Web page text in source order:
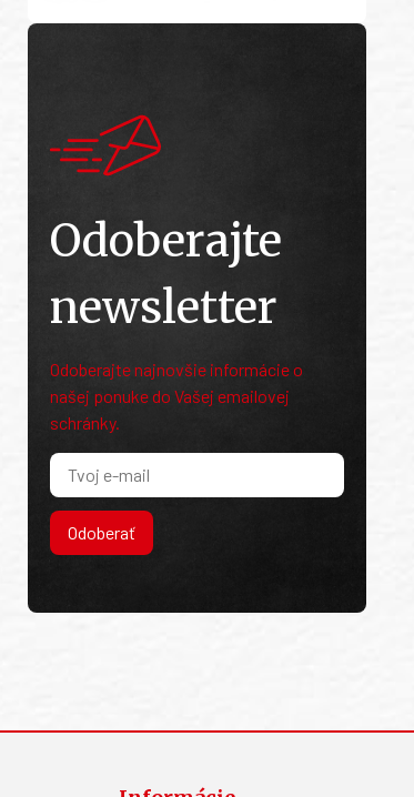
Odoberajte
newsletter
Odoberajte najnovšie informácie o
našej ponuke do Vašej emailovej
schránky.
Odoberať